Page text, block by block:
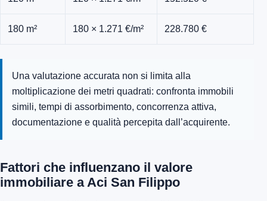
180 m² 180 × 1.271 €/m² 228.780 €
Una valutazione accurata non si limita alla
moltiplicazione dei metri quadrati: confronta immobili
simili, tempi di assorbimento, concorrenza attiva,
documentazione e qualità percepita dall’acquirente.
Fattori che influenzano il valore
immobiliare a Aci San Filippo